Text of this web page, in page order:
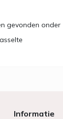
gevonden onder
Informatie